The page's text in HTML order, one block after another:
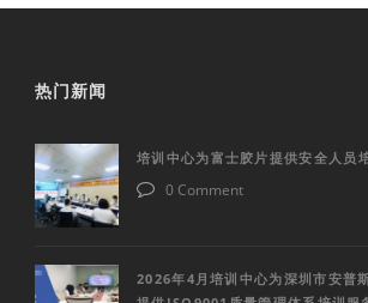
热门新闻
培训中心为富士胶片提供安全人员
0 Comment
2026年4月培训中心为深圳市安普